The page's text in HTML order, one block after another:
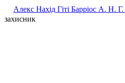
Алекс Нахід Гіті Барріос А. Н. Г.
захисник